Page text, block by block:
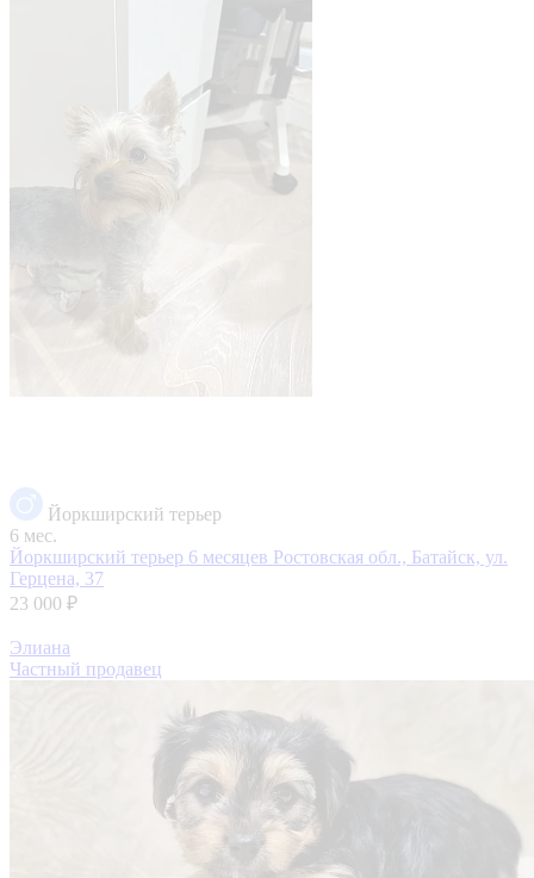
Йоркширский терьер
6 мес.
Йоркширский терьер 6 месяцев Ростовская обл., Батайск, ул.
Герцена, 37
23 000 ₽
Элиана
Частный продавец